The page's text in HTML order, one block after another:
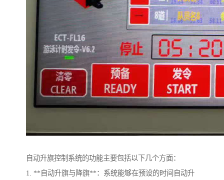
自动升旗控制系统的功能主要包括以下几个方面：
1. **自动升旗与降旗**：系统能够在预设的时间自动升